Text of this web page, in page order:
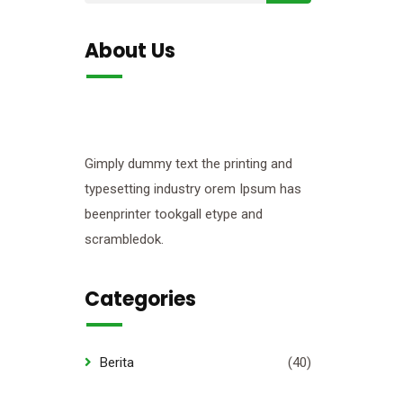
About Us
Gimply dummy text the printing and
typesetting industry orem Ipsum has
beenprinter tookgall etype and
scrambledok.
Categories
Berita (40)